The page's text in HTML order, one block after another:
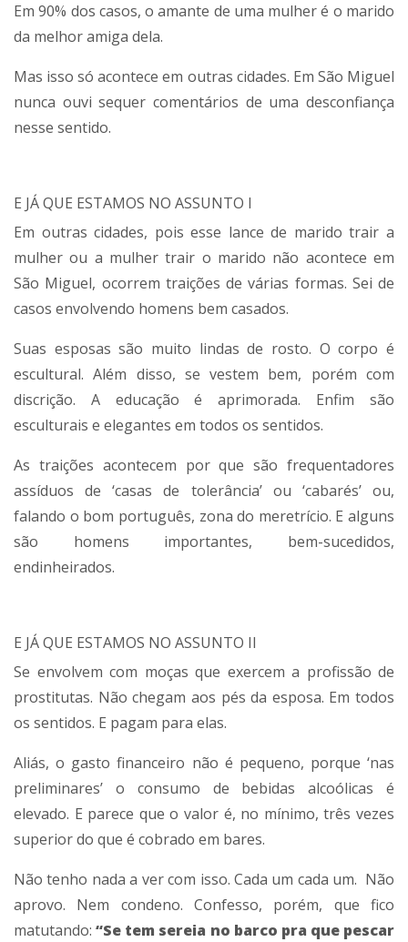
Em 90% dos casos, o amante de uma mulher é o marido
da melhor amiga dela.
Mas isso só acontece em outras cidades. Em São Miguel
nunca ouvi sequer comentários de uma desconfiança
nesse sentido.
E JÁ QUE ESTAMOS NO ASSUNTO I
Em outras cidades, pois esse lance de marido trair a
mulher ou a mulher trair o marido não acontece em
São Miguel, ocorrem traições de várias formas. Sei de
casos envolvendo homens bem casados.
Suas esposas são muito lindas de rosto. O corpo é
escultural. Além disso, se vestem bem, porém com
discrição. A educação é aprimorada. Enfim são
esculturais e elegantes em todos os sentidos.
As traições acontecem por que são frequentadores
assíduos de ‘casas de tolerância’ ou ‘cabarés’ ou,
falando o bom português, zona do meretrício. E alguns
são homens importantes, bem-sucedidos,
endinheirados.
E JÁ QUE ESTAMOS NO ASSUNTO II
Se envolvem com moças que exercem a profissão de
prostitutas. Não chegam aos pés da esposa. Em todos
os sentidos. E pagam para elas.
Aliás, o gasto financeiro não é pequeno, porque ‘nas
preliminares’ o consumo de bebidas alcoólicas é
elevado. E parece que o valor é, no mínimo, três vezes
superior do que é cobrado em bares.
Não tenho nada a ver com isso. Cada um cada um. Não
aprovo. Nem condeno. Confesso, porém, que fico
matutando:“Se tem sereia no barco pra que pescar